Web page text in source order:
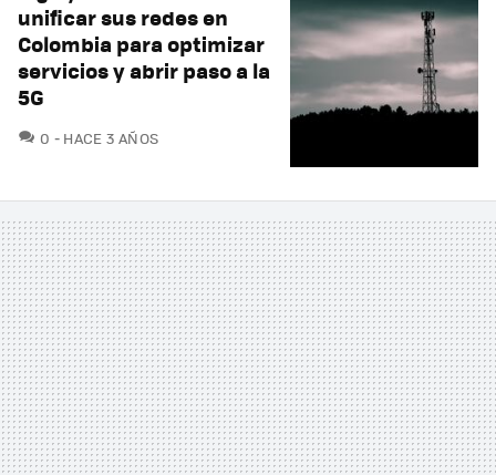
unificar sus redes en
Colombia para optimizar
servicios y abrir paso a la
5G
0 COMENTARIOS
HACE 3 AÑOS